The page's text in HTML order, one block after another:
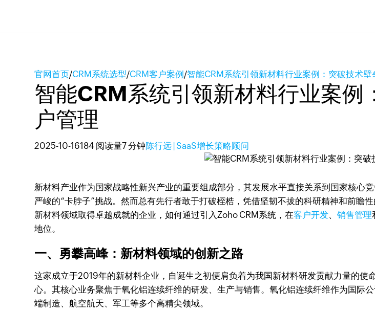
官网首页/CRM系统选型/CRM客户案例/智能CRM系统引领新材料行业案例：突破技术
智能CRM系统引领新材料行业案例
户管理
2025-10-16184 阅读量7 分钟陈行远 | SaaS增长策略顾问
新材料产业作为国家战略性新兴产业的重要组成部分，其发展水平直接关系到国家核心
严峻的“卡脖子”挑战。然而总有先行者敢于打破桎梏，凭借坚韧不拔的科研精神和前瞻
新材料领域取得卓越成就的企业，如何通过引入Zoho CRM系统，在客户开发、销售管理
地位。
一、勇攀高峰：新材料领域的创新之路
这家成立于2019年的新材料企业，自诞生之初便肩负着为我国新材料研发贡献力量的
心。其核心业务聚焦于氧化铝连续纤维的研发、生产与销售。氧化铝连续纤维作为国际
端制造、航空航天、军工等多个高精尖领域。